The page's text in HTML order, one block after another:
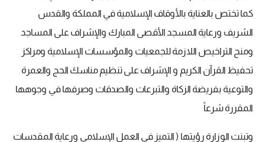
كما تختص بالعناية بالأوقاف الإسلامية في المملكة والقدس
الشريف ورعاية المسجد الأقصى المبارك والإشراف على المساجد
ومنح التراخيص اللازمة للجمعيات والمؤسسات الإسلامية ومراكز
تحفيظ القرآن الكريم و الإشراف على تنظيم مناسك الحج والعمرة
والتوعية بفريضة الزكاة والتبرعات والصدقات وصرفها في وجوهها
المقررة شرعاً
وتبنت الوزارة رؤيتها ( التميز في العمل الإسلامي ورعاية المقدسات